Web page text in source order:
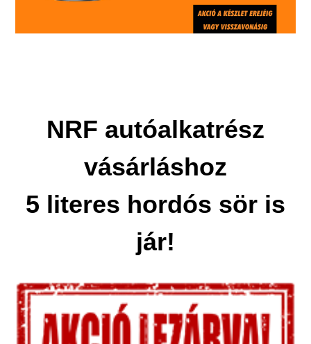
NRF autóalkatrész
vásárláshoz
5 literes hordós sör is
jár!